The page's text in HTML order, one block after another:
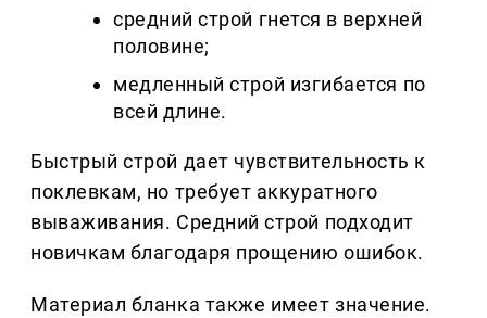
средний строй гнется в верхней
половине;
медленный строй изгибается по
всей длине.
Быстрый строй дает чувствительность к
поклевкам, но требует аккуратного
вываживания. Средний строй подходит
новичкам благодаря прощению ошибок.
Материал бланка также имеет значение.